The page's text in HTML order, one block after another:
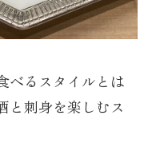
べるスタイルとは
と刺身を楽しむス